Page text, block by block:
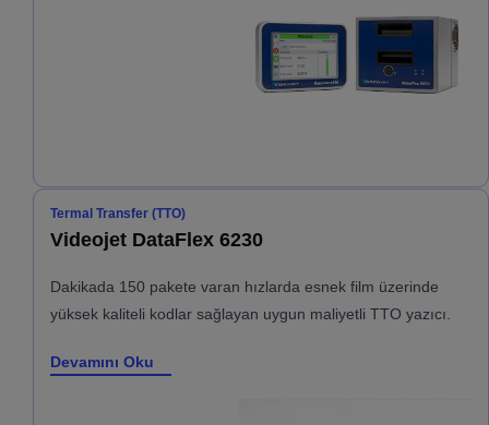
Termal Transfer (TTO)
Videojet DataFlex 6230
Dakikada 150 pakete varan hızlarda esnek film üzerinde
yüksek kaliteli kodlar sağlayan uygun maliyetli TTO yazıcı.
Devamını Oku